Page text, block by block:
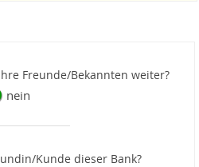
Freunde/Bekannten weiter?
nein
Kunde dieser Bank?